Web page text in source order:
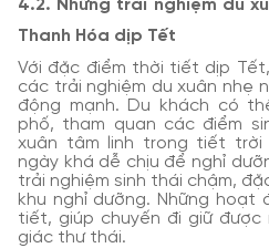
4.2. Những trải nghiệm du
Thanh Hóa dịp Tết
Với đặc điểm thời tiết dịp
các trải nghiệm du xuân nhẹ
động mạnh. Du khách có
phố, tham quan các điểm
xuân tâm linh trong tiết trời
ngày khá dễ chịu để nghỉ
trải nghiệm sinh thái chậm,
khu nghỉ dưỡng. Những hoạt
tiết, giúp chuyến đi giữ được
giác thư thái.